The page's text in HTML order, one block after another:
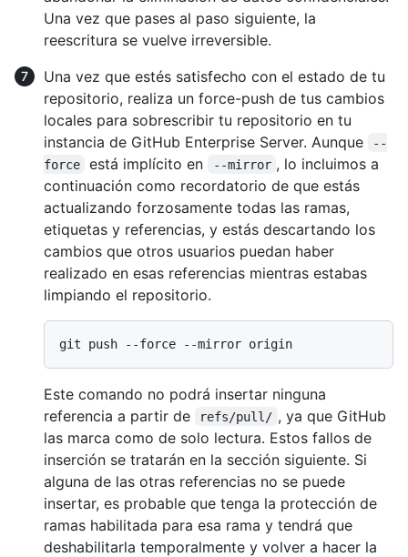
Una vez que pases al paso siguiente, la
reescritura se vuelve irreversible.
Una vez que estés satisfecho con el estado de tu
repositorio, realiza un force-push de tus cambios
locales para sobrescribir tu repositorio en tu
instancia de GitHub Enterprise Server. Aunque
--
force
está implícito en --mirror , lo incluimos a
continuación como recordatorio de que estás
actualizando forzosamente todas las ramas,
etiquetas y referencias, y estás descartando los
cambios que otros usuarios puedan haber
realizado en esas referencias mientras estabas
limpiando el repositorio.
Este comando no podrá insertar ninguna
referencia a partir de
refs/pull/ , ya que GitHub
las marca como de solo lectura. Estos fallos de
inserción se tratarán en la sección siguiente. Si
alguna de las otras referencias no se puede
insertar, es probable que tenga la protección de
ramas habilitada para esa rama y tendrá que
deshabilitarla temporalmente y volver a hacer la